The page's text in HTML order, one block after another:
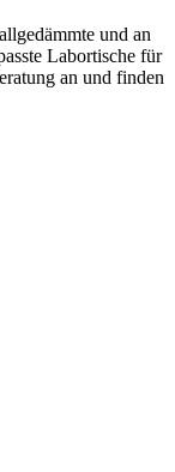
und an
Labortische für
an und finden